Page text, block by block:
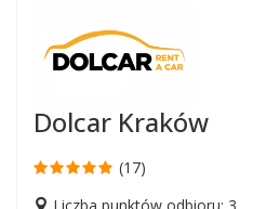
Dolcar Kraków
(17)
Liczba punktów odbioru: 3